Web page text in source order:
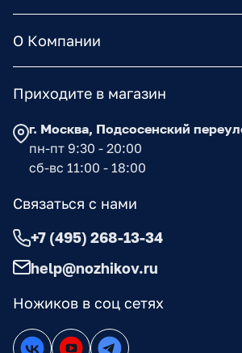
О Компании
Ножиков в соц сетях
Приходите в магазин
г. Москва, Подсосенский
пн-пт 9:30 - 20:00
сб-вс 11:00 - 18:00
Связаться с нами
+7 (495) 268-13-34
help@nozhikov.ru